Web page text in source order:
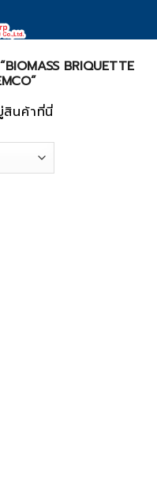
BRIQUETTE
นค้าที่นี่